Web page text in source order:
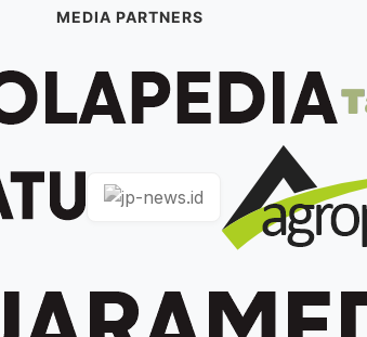
MEDIA PARTNERS